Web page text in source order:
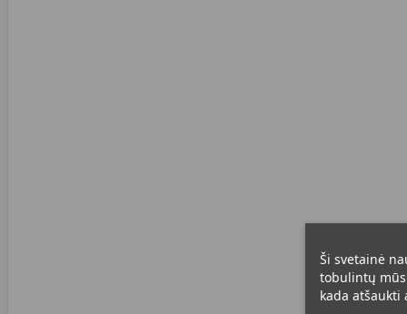
Ši svetainė
tobulintų
kada atšaukti